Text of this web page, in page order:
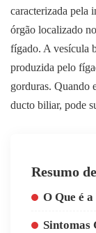
caracterizada pela
órgão localizado
fígado. A vesícula
produzida pelo
gorduras. Quando
ducto biliar, pode
Resumo
O Que é
Sintomas